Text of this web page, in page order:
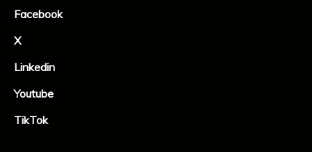
Facebook
X
Linkedin
Youtube
TikTok